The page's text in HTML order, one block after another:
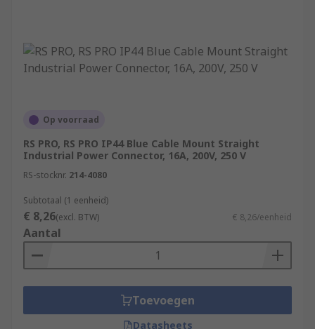
Op voorraad
RS PRO, RS PRO IP44 Blue Cable Mount Straight
Industrial Power Connector, 16A, 200V, 250 V
RS-stocknr. 214-4080
Subtotaal (1 eenheid)
€ 8,26(excl. BTW) € 8,26/eenheid
Aantal
Toevoegen
Datasheets